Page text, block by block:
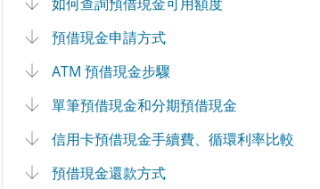
預借現金申請方式
ATM 預借現金步驟
單筆預借現金和分期預借現金
信用卡預借現金手續費、循環利率比較
預借現金還款方式